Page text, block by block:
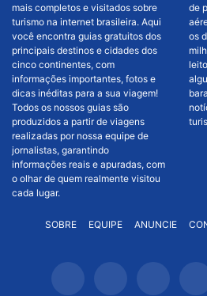
mais completos e visitados sobre
turismo na internet brasileira. Aqui
você encontra guias gratuitos dos
principais destinos e cidades dos
cinco continentes, com
informações importantes, fotos e
dicas inéditas para a sua viagem!
Todos os nossos guias são
produzidos a partir de viagens
realizadas por nossa equipe de
jornalistas, garantindo
informações reais e apuradas, com
o olhar de quem realmente visitou
cada lugar.
de
os
SOBRE EQUIPE ANUNCIE